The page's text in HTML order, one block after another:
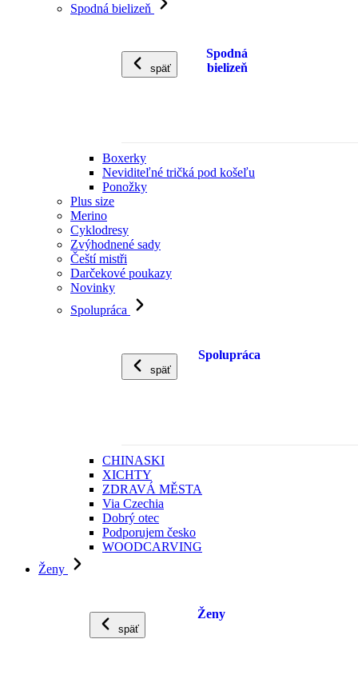
Spodná bielizeň
späť
Spodná
bielizeň
Boxerky
Neviditeľné tričká pod košeľu
Ponožky
Plus size
Merino
Cyklodresy
Zvýhodnené sady
Čeští mistři
Darčekové poukazy
Novinky
Spolupráca
späť
Spolupráca
CHINASKI
XICHTY
ZDRAVÁ MĚSTA
Via Czechia
Dobrý otec
Podporujem česko
WOODCARVING
Ženy
späť
Ženy